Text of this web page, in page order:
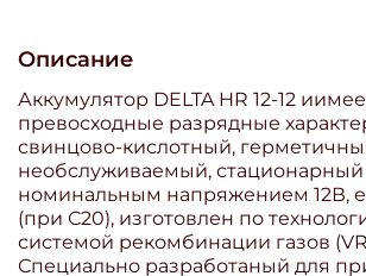
Описание
Аккумулятор DELTA HR 12-12
превосходные разрядные
свинцово-кислотный,
необслуживаемый, стационарный
номинальным напряжением 12В,
(при С20), изготовлен по
системой рекомбинации газов
Специально разработаный для